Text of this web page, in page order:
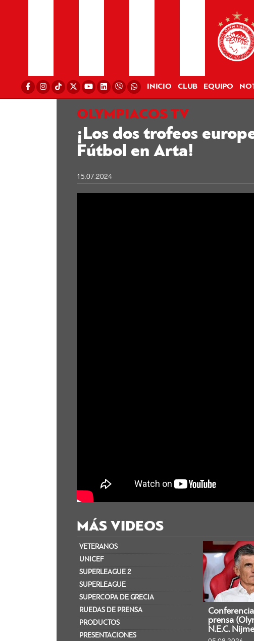
INICIO CLUB EQUIPO
OLYMPIACOS TV
¡Los dos trofeos
Fútbol en Arta!
15.07.2024
MÁS VIDEOS
VETERANOS
UNICEF
SUPERLEAGUE 2
SUPERLEAGUE
SUPERCOPA DE GRECIA​
RUEDAS DE PRENSA
PRODUCTOS
PRESENTACIONES
prensa
N.E.C.